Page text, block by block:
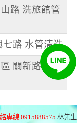
路 洗旅館管
七路 水管清洗
關新路 洗水
專線 0915888575 林先生